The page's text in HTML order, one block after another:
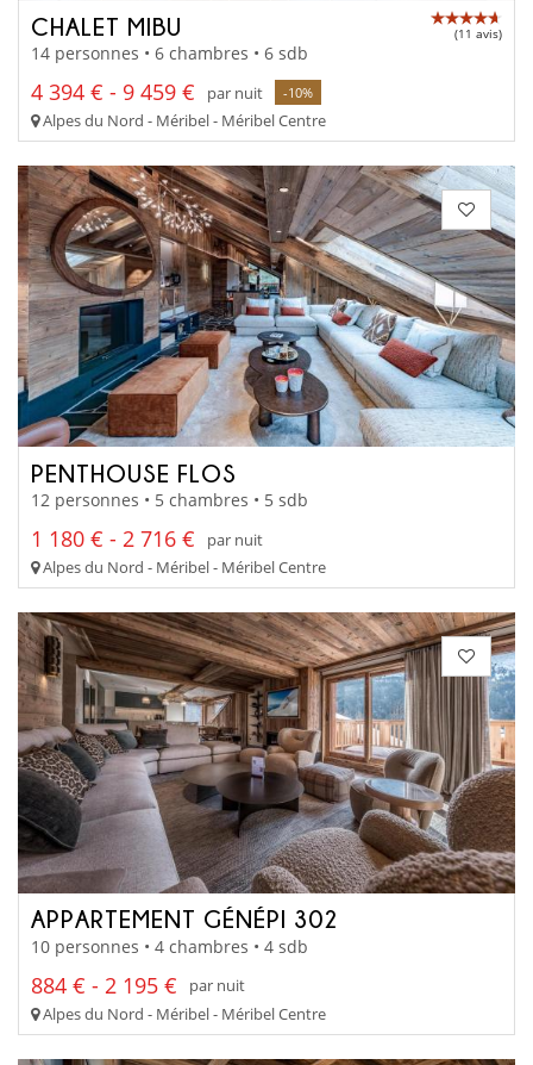
CHALET MIBU (11 avis)
14 personnes • 6 chambres • 6 sdb
4 394 € - 9 459 € par nuit -10%
Alpes du Nord - Méribel - Méribel Centre
PENTHOUSE FLOS
12 personnes • 5 chambres • 5 sdb
1 180 € - 2 716 €
par nuit
Alpes du Nord - Méribel - Méribel Centre
APPARTEMENT GÉNÉPI 302
10 personnes • 4 chambres • 4 sdb
884 € - 2 195 €
par nuit
Alpes du Nord - Méribel - Méribel Centre